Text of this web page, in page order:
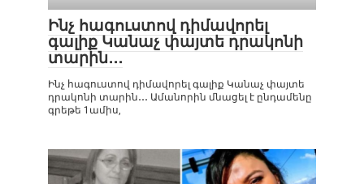
Ինչ հագուստով դիմավորել
գալիք Կանաչ փայտե դրակոնի
տարին․․․
Ինչ հագուստով դիմավորել գալիք Կանաչ փայտե
դրակոնի տարին․․․ Ամանորին մնացել է ընդամենը
գրեթե 1ամիս,